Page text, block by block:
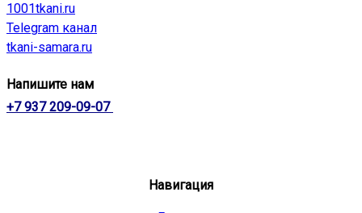
1001tkani.ru
Telegram канал
tkani-samara.ru
Напишите нам
+7 937 209-09-07
Навигация